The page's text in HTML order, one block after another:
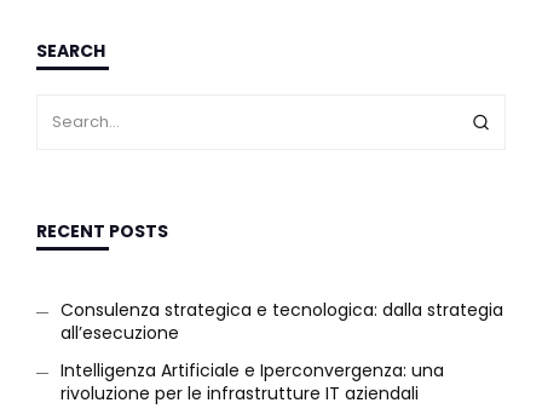
SEARCH
RECENT POSTS
Consulenza strategica e tecnologica: dalla strategia
all’esecuzione
Intelligenza Artificiale e Iperconvergenza: una
rivoluzione per le infrastrutture IT aziendali